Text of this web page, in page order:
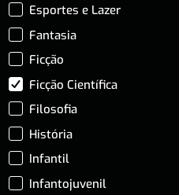
Esportes e Lazer
Fantasia
Ficção
Ficção Científica
Filosofia
História
Infantil
Infantojuvenil